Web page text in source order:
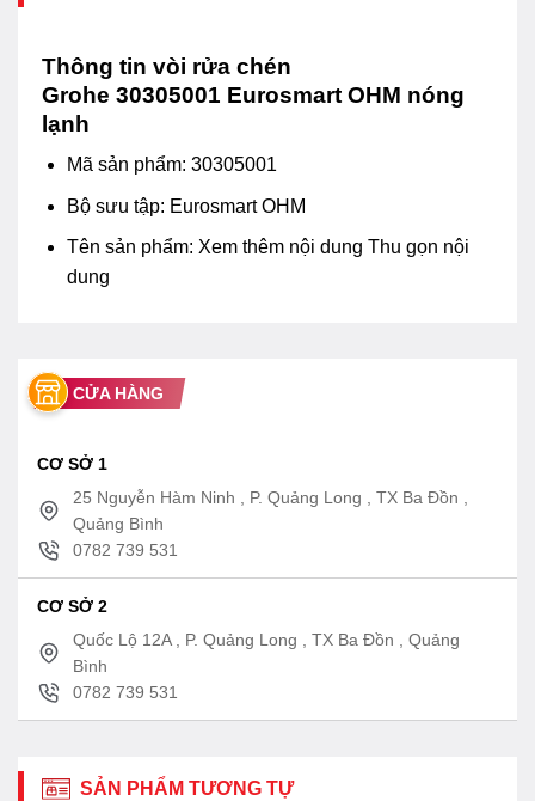
Thông tin vòi rửa chén
Grohe 30305001 Eurosmart OHM nóng
lạnh
Mã sản phẩm: 30305001
Bộ sưu tập: Eurosmart OHM
Tên sản phẩm: Xem thêm nội dung Thu gọn nội
dung
CỬA HÀNG
CƠ SỞ 1
25 Nguyễn Hàm Ninh , P. Quảng Long , TX Ba Đồn ,
Quảng Bình
0782 739 531
CƠ SỞ 2
Quốc Lộ 12A , P. Quảng Long , TX Ba Đồn , Quảng
Bình
0782 739 531
SẢN PHẨM TƯƠNG TỰ